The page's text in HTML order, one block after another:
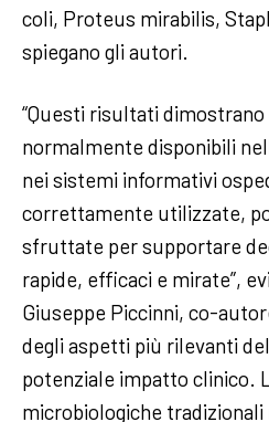
coli, Proteus mirabilis,
spiegano gli autori.
“Questi risultati
normalmente disponibili
nei sistemi informativi
correttamente utilizzate,
sfruttate per supportare
rapide, efficaci e mirate”,
Giuseppe Piccinni, co-
degli aspetti più rilevanti
potenziale impatto clinico.
microbiologiche